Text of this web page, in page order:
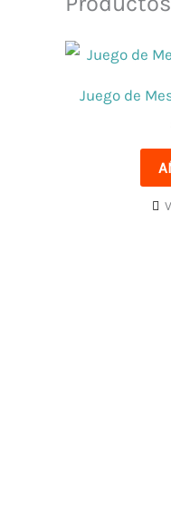
Juego de